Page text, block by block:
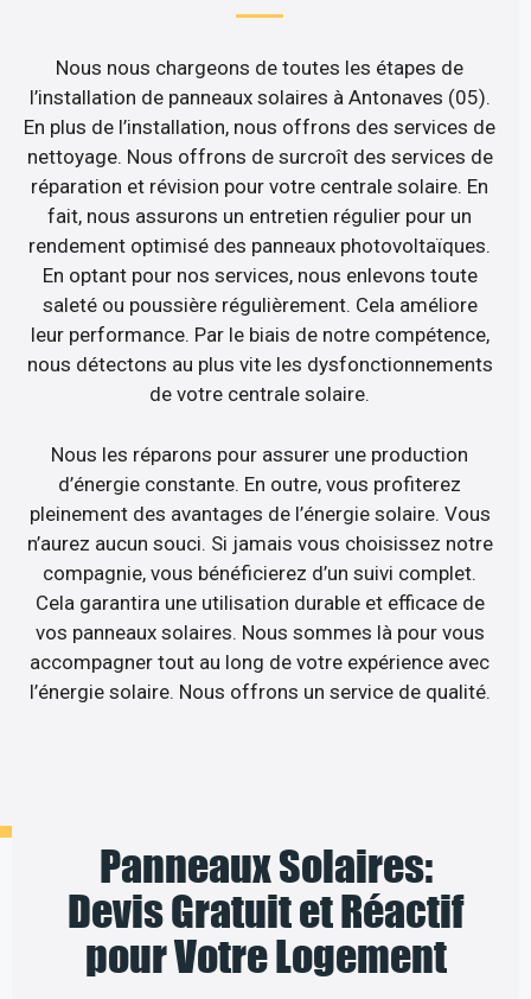
Nous nous chargeons de toutes les étapes de
l’installation de panneaux solaires à Antonaves (05).
En plus de l’installation, nous offrons des services de
nettoyage. Nous offrons de surcroît des services de
réparation et révision pour votre centrale solaire. En
fait, nous assurons un entretien régulier pour un
rendement optimisé des panneaux photovoltaïques.
En optant pour nos services, nous enlevons toute
saleté ou poussière régulièrement. Cela améliore
leur performance. Par le biais de notre compétence,
nous détectons au plus vite les dysfonctionnements
de votre centrale solaire.
Nous les réparons pour assurer une production
d’énergie constante. En outre, vous profiterez
pleinement des avantages de l’énergie solaire. Vous
n’aurez aucun souci. Si jamais vous choisissez notre
compagnie, vous bénéficierez d’un suivi complet.
Cela garantira une utilisation durable et efficace de
vos panneaux solaires. Nous sommes là pour vous
accompagner tout au long de votre expérience avec
l’énergie solaire. Nous offrons un service de qualité.
Panneaux Solaires:
Devis Gratuit et Réactif
pour Votre Logement